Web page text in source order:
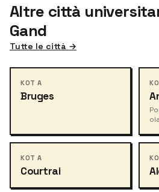
Altre città
Gand
Tutte le città →
KOT A
Bruges
KOT A
Courtrai